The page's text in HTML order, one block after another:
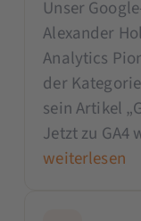
Unser
Alexander
Analytics
der
sein Artikel
Jetzt zu GA4
weiterlesen